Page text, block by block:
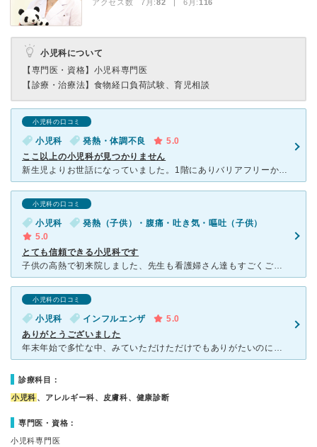
アクセス数 7月:82 | 6月:116
小児科について
【専門医・資格】 小児科専門医
【診療・治療法】 食物経口負荷試験、育児相談
小児科の口コミ
小児科 発熱・体調不良
5.0
ここ以上の小児科が見つかりません
新生児よりお世話になっていました。1階にありバリアフリーかつ綺麗で清潔な院内(双子ベビーカーでも入り口はいれました)、最新機器の設置、隔離室も3部屋ほどあり安心、いつ誰に問い合わせても病院に伺っても明
小児科の口コミ
小児科
発熱（子供）・腹痛・吐き気・嘔吐（子供）
5.0
とても信頼できる小児科です
子供の高熱で初来院しました、先生も看護婦さん達もすごくご親切で優しく、受診する前に詳しい問診で大変助かりました。 初めての点滴でとても不安で大暴れ、看護婦さん大変優しく暖かく見守って頂き、順調に点滴
小児科の口コミ
小児科 インフルエンザ
5.0
ありがとうございました
年末年始で多忙な中、みていただけただけでもありがたいのに、スタッフのみなさんみんな優しくて、すごくほっとしました。 自分もインフルで、子どもの看病にも疲れ切っていた中での優しさにとても癒されまし
診療科目：
小児科 、アレルギー科、皮膚科、健康診断
専門医・資格：
小児科専門医